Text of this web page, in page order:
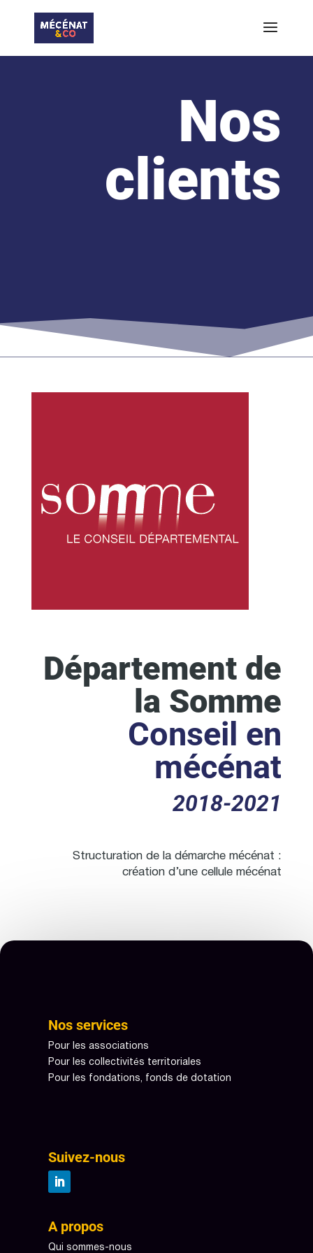
Nos
clients
Département de
la Somme
Conseil en
mécénat
2018-2021
Structuration de la démarche mécénat :
création d’une cellule mécénat
Nos services
Pour les associations
Pour les collectivités territoriales
Pour les fondations, fonds de dotation
Suivez-nous
A propos
Qui sommes-nous